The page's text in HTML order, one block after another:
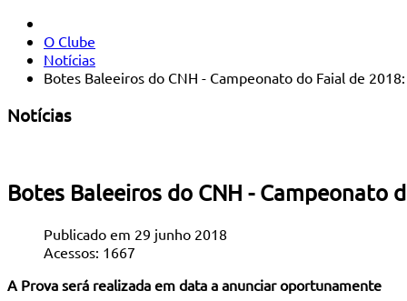
O Clube
Notícias
Botes Baleeiros do CNH - Campeonato do Faial de
Notícias
Botes Baleeiros do CNH - Campeonato
Publicado em 29 junho 2018
Acessos: 1667
A Prova será realizada em data a anunciar oportunamente